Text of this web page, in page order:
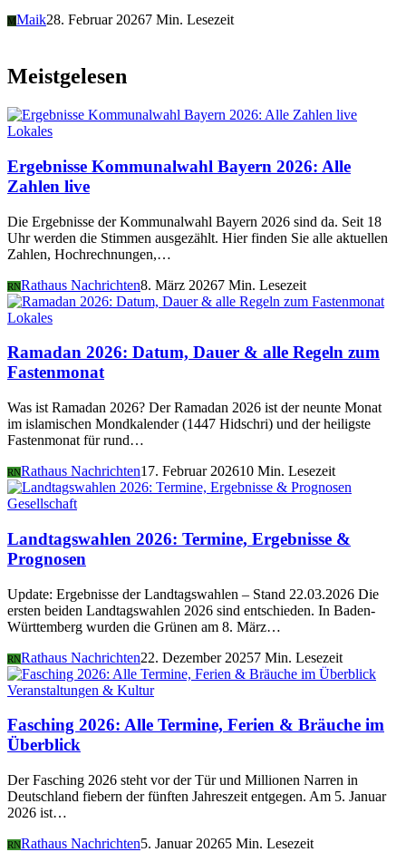
M Maik28. Februar 20267 Min. Lesezeit
Meistgelesen
Lokales
Ergebnisse Kommunalwahl Bayern 2026: Alle
Zahlen live
Die Ergebnisse der Kommunalwahl Bayern 2026 sind da. Seit 18
Uhr werden die Stimmen ausgezählt. Hier finden Sie alle aktuellen
Zahlen, Hochrechnungen,…
RNRathaus Nachrichten8. März 20267 Min. Lesezeit
Lokales
Ramadan 2026: Datum, Dauer & alle Regeln zum
Fastenmonat
Was ist Ramadan 2026? Der Ramadan 2026 ist der neunte Monat
im islamischen Mondkalender (1447 Hidschri) und der heiligste
Fastenmonat für rund…
RNRathaus Nachrichten17. Februar 202610 Min. Lesezeit
Gesellschaft
Landtagswahlen 2026: Termine, Ergebnisse &
Prognosen
Update: Ergebnisse der Landtagswahlen – Stand 22.03.2026 Die
ersten beiden Landtagswahlen 2026 sind entschieden. In Baden-
Württemberg wurden die Grünen am 8. März…
RNRathaus Nachrichten22. Dezember 20257 Min. Lesezeit
Veranstaltungen & Kultur
Fasching 2026: Alle Termine, Ferien & Bräuche im
Überblick
Der Fasching 2026 steht vor der Tür und Millionen Narren in
Deutschland fiebern der fünften Jahreszeit entgegen. Am 5. Januar
2026 ist…
RNRathaus Nachrichten5. Januar 20265 Min. Lesezeit